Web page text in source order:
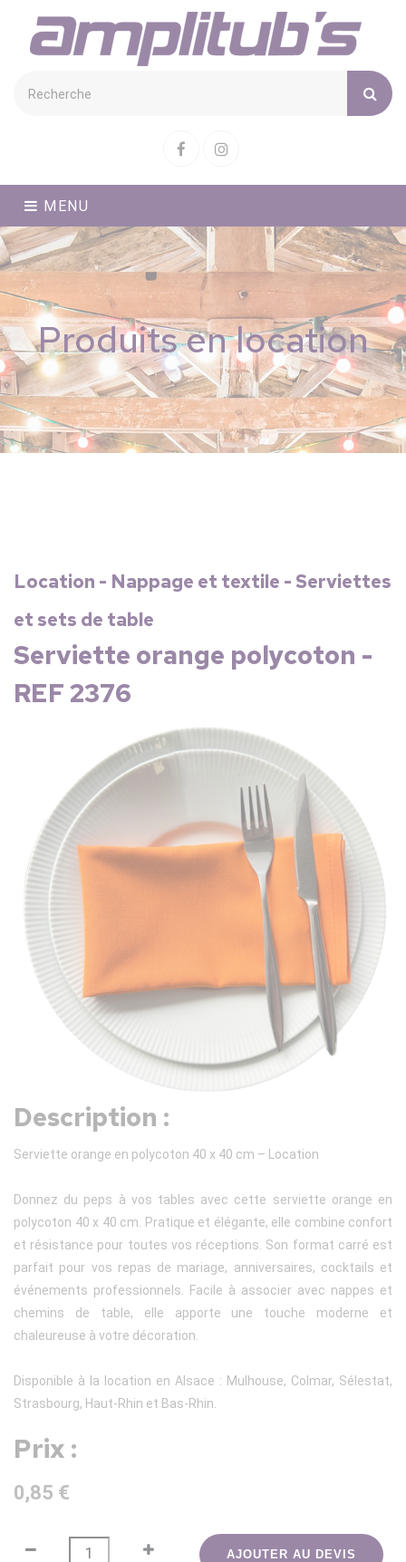
FacebookInstagram
MENU
Produits en location
Location - Nappage et textile - Serviettes
et sets de table
Serviette orange polycoton -
REF 2376
Description :
Serviette orange en polycoton 40 x 40 cm – Location
Donnez du peps à vos tables avec cette serviette orange en
polycoton 40 x 40 cm. Pratique et élégante, elle combine confort
et résistance pour toutes vos réceptions. Son format carré est
parfait pour vos repas de mariage, anniversaires, cocktails et
événements professionnels. Facile à associer avec nappes et
chemins de table, elle apporte une touche moderne et
chaleureuse à votre décoration.
Disponible à la location en Alsace : Mulhouse, Colmar, Sélestat,
Strasbourg, Haut-Rhin et Bas-Rhin.
Prix :
0,85 €
AJOUTER AU DEVIS
Cookies management panel